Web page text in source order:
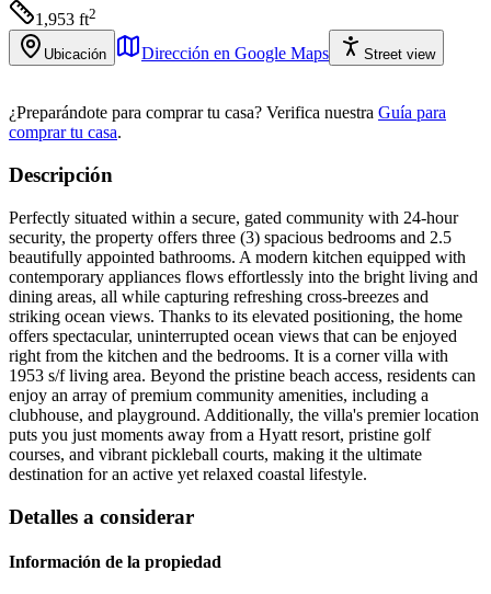
1,953 ft2
Ubicación Dirección en Google Maps Street view
¿Preparándote para comprar tu casa? Verifica nuestra Guía para
comprar tu casa.
Descripción
Perfectly situated within a secure, gated community with 24-hour
security, the property offers three (3) spacious bedrooms and 2.5
beautifully appointed bathrooms. A modern kitchen equipped with
contemporary appliances flows effortlessly into the bright living and
dining areas, all while capturing refreshing cross-breezes and
striking ocean views. Thanks to its elevated positioning, the home
offers spectacular, uninterrupted ocean views that can be enjoyed
right from the kitchen and the bedrooms. It is a corner villa with
1953 s/f living area. Beyond the pristine beach access, residents can
enjoy an array of premium community amenities, including a
clubhouse, and playground. Additionally, the villa's premier location
puts you just moments away from a Hyatt resort, pristine golf
courses, and vibrant pickleball courts, making it the ultimate
destination for an active yet relaxed coastal lifestyle.
Detalles a considerar
Información de la propiedad